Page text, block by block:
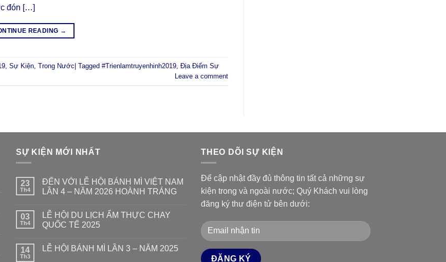
đón […]
READING →
Sự Kiện Trong Nước Tagged #Trienlamtruyenhinh2019 Địa Điểm Sự
Leave a comment
SỰ KIỆN MỚI NHẤT
23
Th4
ĐẾN VỚI LỄ HỘI BÁNH MÌ VIỆT NAM
LẦN 4 – NĂM 2026 HOÀNH TRÁNG
03
Th4
LỄ HỘI DU LỊCH ẨM THỰC CHAY
QUỐC TẾ 2025
14
Th3
LỄ HỘI BÁNH MÌ LẦN 3 – NĂM 2025
THEO DÕI SỰ KIỆN
Để cập nhật đầy đủ thông tin tất cả những sự
kiện trong và ngoài nước; Quý Khách vui lòng
đăng ký thư điện tử bên dưới: